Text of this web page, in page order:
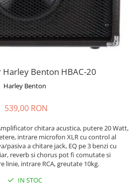
UPS si
si
Benton HBAC-20
Harley Benton
539,00 RON
chitara acustica, putere 20 Watt,
intrare microfon XLR cu control al
pasiva a chitare jack, EQ pe 3 benzi cu
reverb si chorus pot fi comutate si
linie, intrare RCA, greutate 10kg.
IN STOC